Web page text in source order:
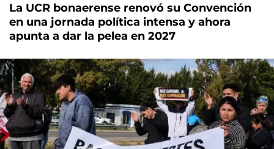
La UCR bonaerense renovó su Convención
en una jornada política intensa y ahora
apunta a dar la pelea en 2027